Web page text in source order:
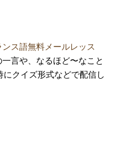
ンス語無料メールレッス
言や、なるほど〜なこと
クイズ形式などで配信し